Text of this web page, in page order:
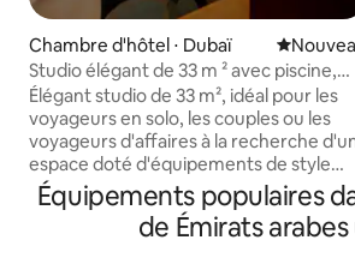
Chambre d'hôtel ⋅ Dubaï Nouvel
Studio élégant de 33 m ² avec piscine,
salle de sport et parking gratuit
Élégant studio de 33 m², idéal pour les
voyageurs en solo, les couples ou les
voyageurs d'affaires à la recherche
espace doté d'équipements de style
hôtelier. • Ménage une fois par semaine
pour les tarifs au mois. • Le tarif ci-
dessus comprend la DEWA et le Wi-Fi. •
Équipements populaires
de Émirats arabes